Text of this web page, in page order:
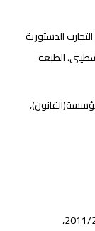
الدستورية
الطبعة
مساعد عميد كلية الحقوق/جامعة القدس 2011/2014،